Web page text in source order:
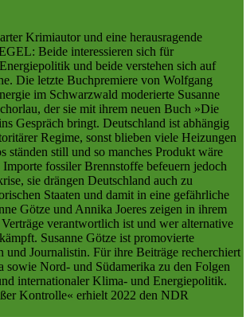
Krimiautor und eine herausragende
Beide interessieren sich für
und beide verstehen sich auf
Die letzte Buchpremiere von Wolfgang
im Schwarzwald moderierte Susanne
der sie mit ihrem neuen Buch »Die
Gespräch bringt. Deutschland ist abhängig
Regime, sonst blieben viele Heizungen
ständen still und so manches Produkt wäre
fossiler Brennstoffe befeuern jedoch
sie drängen Deutschland auch zu
Staaten und damit in eine gefährliche
Götze und Annika Joeres zeigen in ihrem
verantwortlich ist und wer alternative
Susanne Götze ist promovierte
Journalistin. Für ihre Beiträge recherchiert
sowie Nord- und Südamerika zu den Folgen
internationaler Klima- und Energiepolitik.
Kontrolle« erhielt 2022 den NDR